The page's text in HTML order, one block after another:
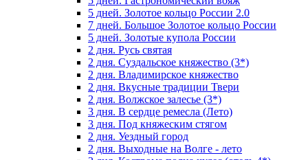
5 дней. Золотое кольцо России 2.0
7 дней. Большое Золотое кольцо России
5 дней. Золотые купола России
2 дня. Русь святая
2 дня. Суздальское княжество (3*)
2 дня. Владимирское княжество
2 дня. Вкусные традиции Твери
2 дня. Волжское залесье (3*)
3 дня. В сердце ремесла (Лето)
3 дня. Под княжеским стягом
2 дня. Уездный город
2 дня. Выходные на Волге - лето